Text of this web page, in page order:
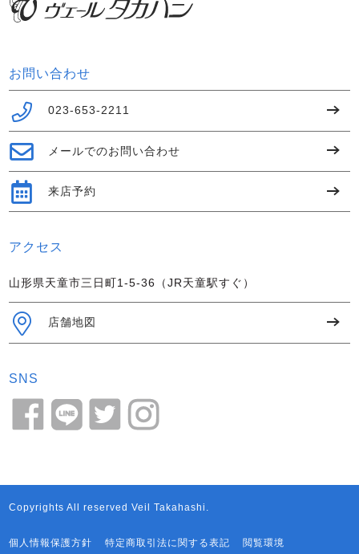
お問い合わせ
023-653-2211
メールでのお問い合わせ
来店予約
アクセス
山形県天童市三日町1-5-36（JR天童駅すぐ）
店舗地図
SNS
Copyrights All reserved Veil Takahashi.
個人情報保護方針 特定商取引法に関する表記 閲覧環境